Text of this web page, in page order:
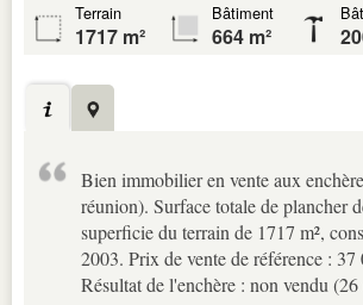
Terrain
1717 m²
Bâtiment
664 m²
Bien immobilier en vente aux
réunion). Surface totale de plancher
superficie du terrain de 1717 m²,
2003. Prix de vente de référence : 37
Résultat de l'enchère : non vendu